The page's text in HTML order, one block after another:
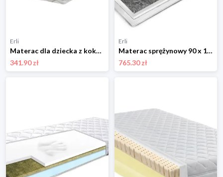
Erli
Materac dla dziecka z kokosem 12 cm H3 90x200 cm
341.90 zł
Erli
Materac sprężynowy 90 x 160 pianka masująca kostka
765.30 zł